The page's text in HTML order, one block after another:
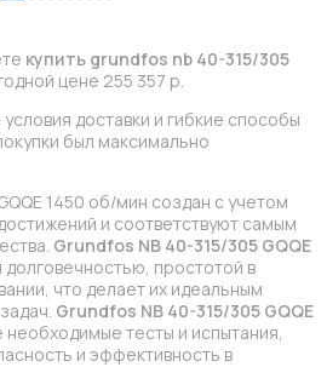
купить grundfos nb 40-315/305
цене 255 357 р.
доставки и гибкие способы
был максимально
1450 об/мин создан с учетом
и соответствуют самым
Grundfos NB 40-315/305 GQQE
долговечностью, простотой в
что делает их идеальным
Grundfos NB 40-315/305 GQQE
тесты и испытания,
и эффективность в